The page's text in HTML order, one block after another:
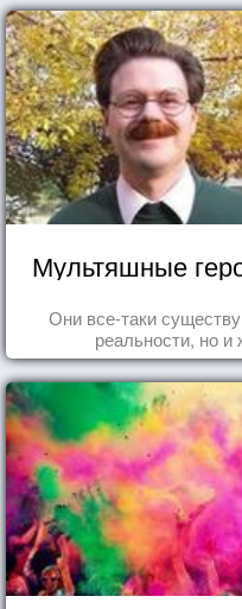
Мультяшные
Они все-таки
реальности, но и